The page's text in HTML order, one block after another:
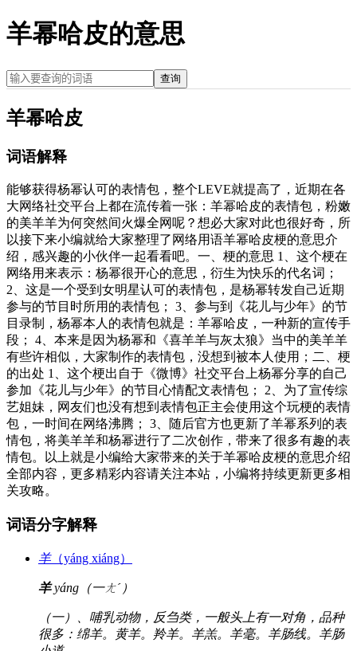
羊幂哈皮的意思
查询
羊幂哈皮
词语解释
能够获得杨幂认可的表情包，整个LEVE就提高了，近期在各
大网络社交平台上都在流传着一张：羊幂哈皮的表情包，粉嫩
的美羊羊为何突然间火爆全网呢？想必大家对此也很好奇，所
以接下来小编就给大家整理了网络用语羊幂哈皮梗的意思介
绍，感兴趣的小伙伴一起看看吧。一、梗的意思 1、这个梗在
网络用来表示：杨幂很开心的意思，衍生为快乐的代名词；
2、这是一个受到女明星认可的表情包，是杨幂转发自己近期
参与的节目时所用的表情包； 3、参与到《花儿与少年》的节
目录制，杨幂本人的表情包就是：羊幂哈皮，一种新的宣传手
段； 4、本来是因为杨幂和《喜羊羊与灰太狼》当中的美羊羊
有些许相似，大家制作的表情包，没想到被本人使用；二、梗
的出处 1、这个梗出自于《微博》社交平台上杨幂分享的自己
参加《花儿与少年》的节目心情配文表情包； 2、为了宣传综
艺姐妹，网友们也没有想到表情包正主会使用这个玩梗的表情
包，一时间在网络沸腾； 3、随后官方也更新了羊幂系列的表
情包，将美羊羊和杨幂进行了二次创作，带来了很多有趣的表
情包。以上就是小编给大家带来的关于羊幂哈皮梗的意思介绍
全部内容，更多精彩内容请关注本站，小编将持续更新更多相
关攻略。
词语分字解释
羊（yáng xiáng）
羊yáng（一ㄤˊ）
（一）、哺乳动物，反刍类，一般头上有一对角，品种
很多：绵羊。黄羊。羚羊。羊羔。羊毫。羊肠线。羊肠